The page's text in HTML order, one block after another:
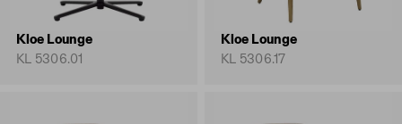
Kloe Lounge
KL 5306.01
Kloe Lounge
KL 5306.17